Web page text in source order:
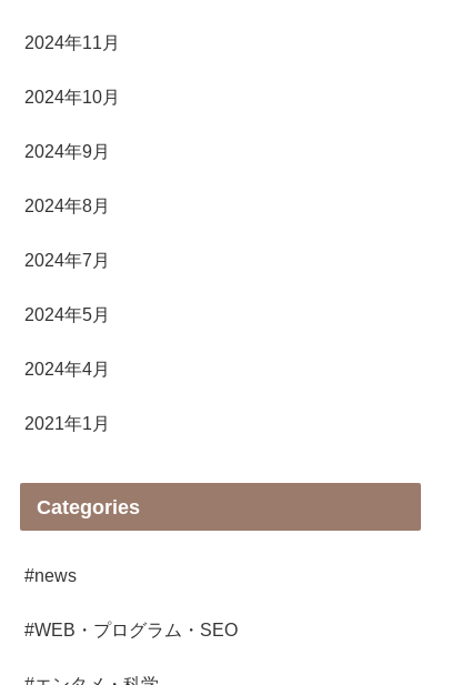
2024年11月
2024年10月
2024年9月
2024年8月
2024年7月
2024年5月
2024年4月
2021年1月
Categories
#news
#WEB・プログラム・SEO